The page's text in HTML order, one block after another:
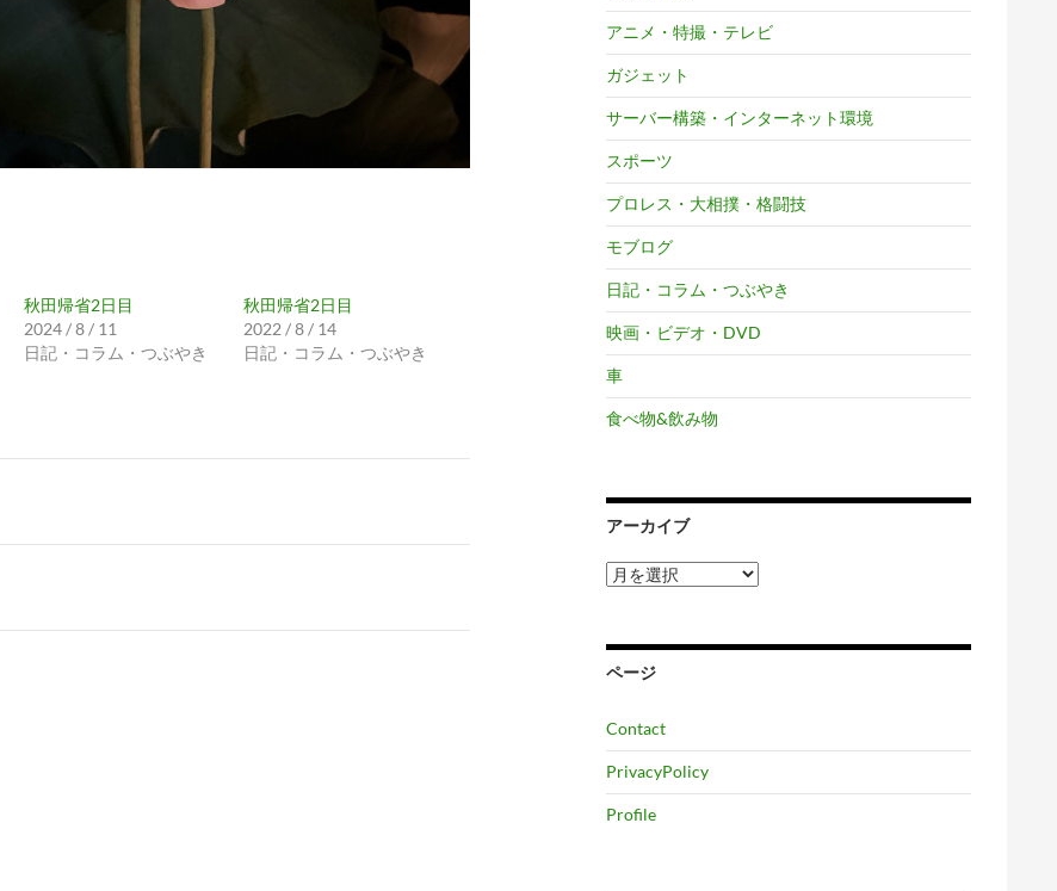
秋田帰省2日目
2024 / 8 / 11
日記・コラム・つぶやき
秋田帰省2日目
2022 / 8 / 14
日記・コラム・つぶやき
アニメ・特撮・テレビ
ガジェット
サーバー構築・インターネット環境
スポーツ
プロレス・大相撲・格闘技
モブログ
日記・コラム・つぶやき
映画・ビデオ・DVD
車
食べ物&飲み物
アーカイブ
ア
ー
ブ
ページ
Contact
PrivacyPolicy
Profile